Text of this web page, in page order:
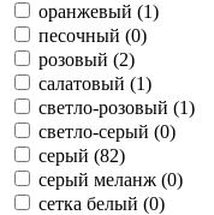
оранжевый (1)
песочный (0)
розовый (2)
салатовый (1)
светло-розовый (1)
светло-серый (0)
серый (82)
серый меланж (0)
сетка белый (0)